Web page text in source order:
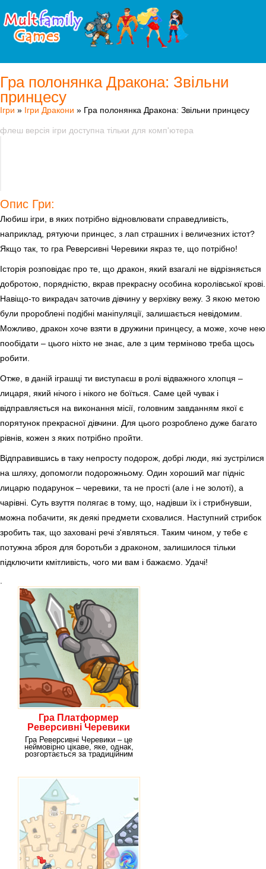
Гра полонянка Дракона: Звільни
принцесу
Ігри » Ігри Дракони » Гра полонянка Дракона: Звільни принцесу
флеш версія ігри доступна тільки для комп'ютера
Опис Гри:
Любиш ігри, в яких потрібно відновлювати справедливість,
наприклад, рятуючи принцес, з лап страшних і величезних істот?
Якщо так, то гра Реверсивні Черевики якраз те, що потрібно!
Історія розповідає про те, що дракон, який взагалі не відрізняється
добротою, порядністю, вкрав прекрасну особина королівської крові.
Навіщо-то викрадач заточив дівчину у верхівку вежу. З якою метою
були пророблені подібні маніпуляції, залишається невідомим.
Можливо, дракон хоче взяти в дружини принцесу, а може, хоче нею
пообідати – цього ніхто не знає, але з цим терміново треба щось
робити.
Отже, в даній іграшці ти виступаєш в ролі відважного хлопця –
лицаря, який нічого і нікого не боїться. Саме цей чувак і
відправляється на виконання місії, головним завданням якої є
порятунок прекрасної дівчини. Для цього розроблено дуже багато
рівнів, кожен з яких потрібно пройти.
Відправившись в таку непросту подорож, добрі люди, які зустрілися
на шляху, допомогли подорожньому. Один хороший маг підніс
лицарю подарунок – черевики, та не прості (але і не золоті), а
чарівні. Суть взуття полягає в тому, що, надівши їх і стрибнувши,
можна побачити, як деякі предмети сховалися. Наступний стрибок
зробить так, що заховані речі з'являться. Таким чином, у тебе є
потужна зброя для боротьби з драконом, залишилося тільки
підключити кмітливість, чого ми вам і бажаємо. Удачі!
Гра Платформер
Реверсивні Черевики
Гра Реверсивні Черевики – це
неймовірно цікаве, яке, однак,
розгортається за традиційним